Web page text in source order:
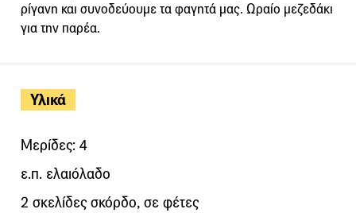
Υλικά
Μερίδες: 4
ε.π. ελαιόλαδο
2 σκελίδες σκόρδο, σε φέτες
ρίγανη και συνοδεύουμε τα φαγητά μας. Ωραίο μεζεδάκι
για την παρέα.